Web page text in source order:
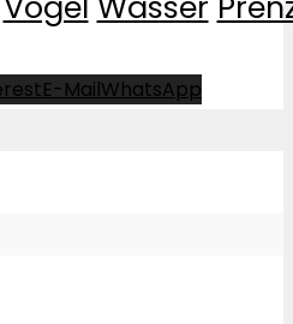
E-MailWhatsApp